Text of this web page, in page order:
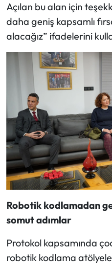
Açılan bu alan için
daha geniş kapsamlı
alacağız” ifadelerini
Robotik kodlamadan
somut adımlar
Protokol kapsamında
robotik kodlama